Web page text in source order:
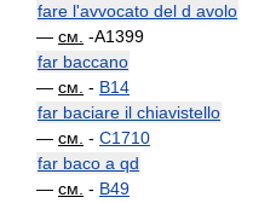
fare l'avvocato del d avolo
— см. -A1399
far baccano
— см. - B14
far baciare il chiavistello
— см. - C1710
far baco a qd
— см. - B49